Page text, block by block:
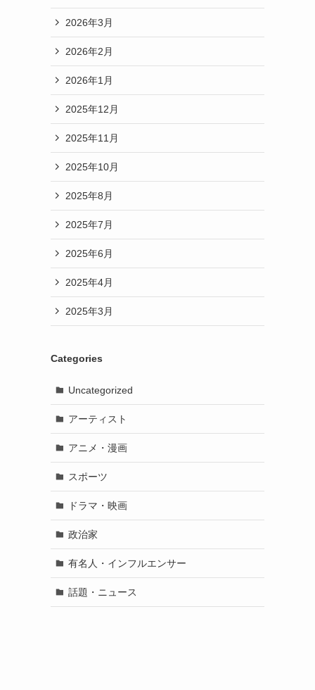
2026年3月
2026年2月
2026年1月
2025年12月
2025年11月
2025年10月
2025年8月
2025年7月
2025年6月
2025年4月
2025年3月
Categories
Uncategorized
アーティスト
アニメ・漫画
スポーツ
ドラマ・映画
政治家
有名人・インフルエンサー
話題・ニュース